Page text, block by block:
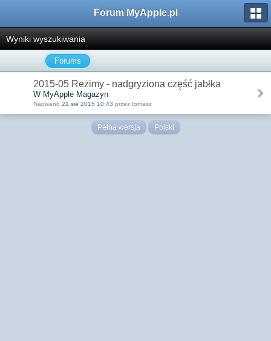
Forum MyApple.pl
Wyniki wyszukiwania
Forums
2015-05 Reżimy - nadgryziona część jabłka
W MyApple Magazyn
Napisano 21 sie 2015 10:43 przez tomasz
Pełna wersja Polski